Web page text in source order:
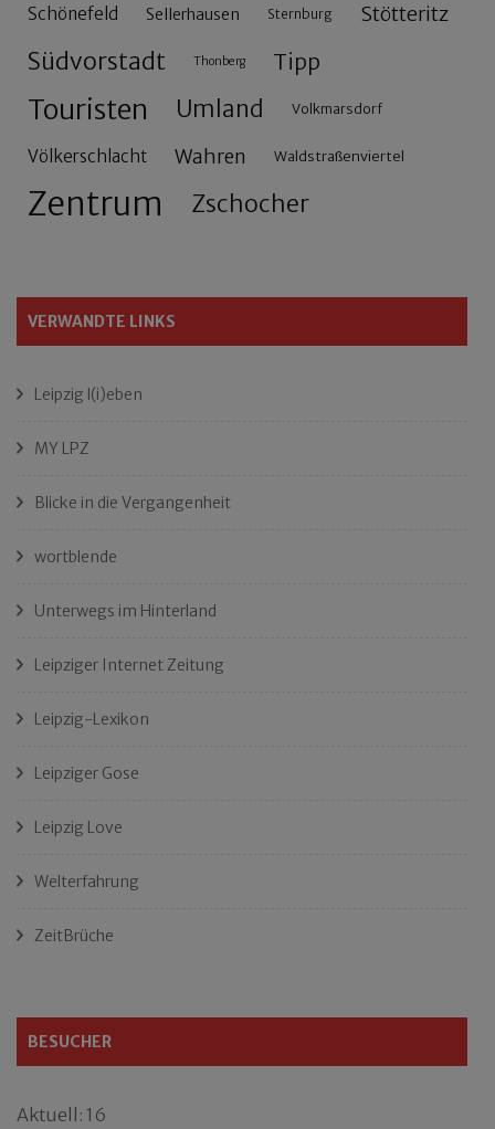
Schönefeld Sellerhausen Sternburg Stötteritz
Südvorstadt Thonberg Tipp
Touristen Umland Volkmarsdorf
Völkerschlacht Wahren Waldstraßenviertel
Zentrum Zschocher
VERWANDTE LINKS
Leipzig l(i)eben
MY LPZ
Blicke in die Vergangenheit
wortblende
Unterwegs im Hinterland
Leipziger Internet Zeitung
Leipzig-Lexikon
Leipziger Gose
Leipzig Love
Welterfahrung
ZeitBrüche
BESUCHER
Aktuell: 16